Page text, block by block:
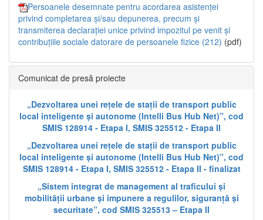
Persoanele desemnate pentru acordarea asistenței
privind completarea și/sau depunerea, precum și
transmiterea declarației unice privind impozitul pe venit și
contribuțiile sociale datorare de persoanele fizice (212) (pdf)
Comunicat de presă proiecte
„Dezvoltarea unei rețele de stații de transport public
local inteligente și autonome (Intelli Bus Hub Net)”, cod
SMIS 128914 - Etapa I, SMIS 325512 - Etapa II
„Dezvoltarea unei rețele de stații de transport public
local inteligente și autonome (Intelli Bus Hub Net)”, cod
SMIS 128914 - Etapa I, SMIS 325512 - Etapa II - finalizat
„Sistem integrat de management al traficului și
mobilității urbane și impunere a regulilor, siguranță și
securitate”, cod SMIS 325513 – Etapa II